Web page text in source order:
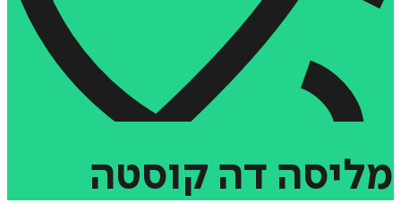
מליסה דה קוסטה